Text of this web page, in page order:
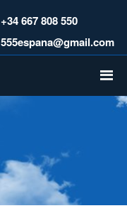
+34 667 808 550
555espana@gmail.com